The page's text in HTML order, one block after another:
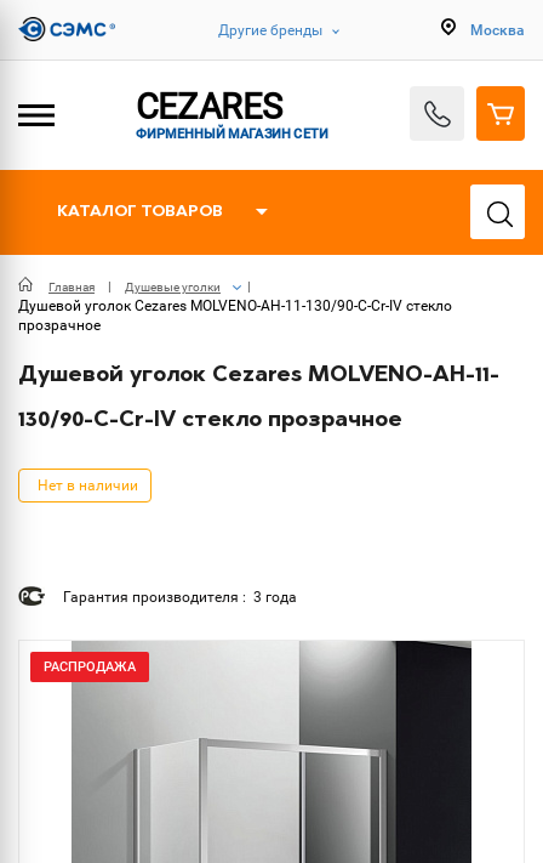
Другие бренды Москва
CEZARES
ФИРМЕННЫЙ МАГАЗИН СЕТИ
КАТАЛОГ ТОВАРОВ
Главная Душевые уголки
Душевой уголок Cezares MOLVENO-AH-11-130/90-C-Cr-IV стекло
прозрачное
Душевой уголок Cezares MOLVENO-AH-11-
130/90-C-Cr-IV стекло прозрачное
Нет в наличии
Гарантия производителя : 3 года
РАСПРОДАЖА